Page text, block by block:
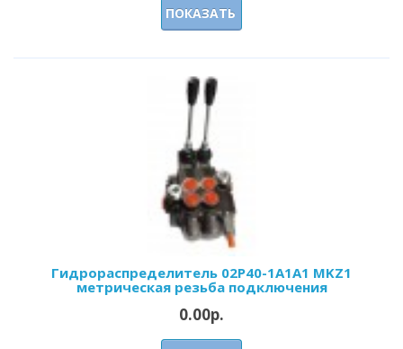
ПОКАЗАТЬ
Гидрoраспределитель 02Р40-1А1А1 МKZ1
метрическая резьба подключения
0.00р.